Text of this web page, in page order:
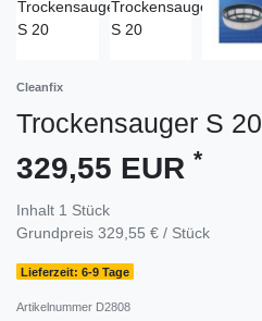
Cleanfix
Trockensauger S 20
329,55 EUR *
Inhalt 1 Stück
Grundpreis 329,55 € / Stück
Lieferzeit: 6-9 Tage
Artikelnummer D2808